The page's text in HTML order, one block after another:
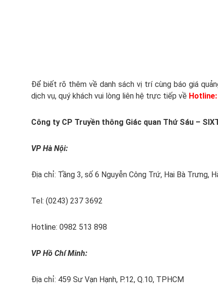
Để biết rõ thêm về danh sách vị trí cùng báo giá
dịch vụ, quý khách vui lòng liên hệ trực tiếp về
Công ty CP Truyền thông Giác quan Thứ Sáu –
VP Hà Nội:
Địa chỉ: Tầng 3, số 6 Nguyễn Công Trứ, Hai Bà Trưng,
Tel: (0243) 237 3692
Hotline: 0982 513 898
VP Hồ Chí Minh:
Địa chỉ: 459 Sư Vạn Hạnh, P.12, Q.10, TPHCM